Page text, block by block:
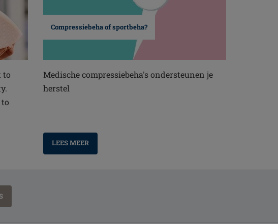
to
Compressiebeha of sportbeha?
Medische compressiebeha's ondersteunen je
herstel
LEES MEER